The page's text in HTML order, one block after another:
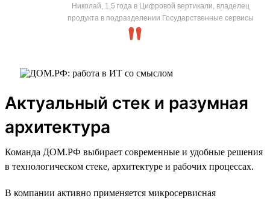
Николай, 1,5 года в Цифровой вертикали, владелец
продукта в подразделении Государственные сервисы
Актуальный стек и разумная
архитектура
Команда ДОМ.РФ выбирает современные и удобные решения
в технологическом стеке, архитектуре и рабочих процессах.
В компании активно применяется микросервисная